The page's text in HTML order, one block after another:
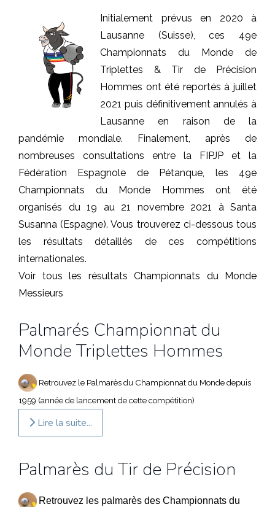
Initialement prévus en 2020 à
Lausanne (Suisse), ces 49e
Championnats du Monde de
Triplettes & Tir de Précision
Hommes ont été reportés à juillet
2021 puis définitivement annulés à
Lausanne en raison de la
pandémie mondiale. Finalement, après de
nombreuses consultations entre la FIPJP et la
Fédération Espagnole de Pétanque, les 49e
Championnats du Monde Hommes ont été
organisés du 19 au 21 novembre 2021 à Santa
Susanna (Espagne). Vous trouverez ci-dessous tous
les résultats détaillés de ces compétitions
internationales.
Voir tous les résultats Championnats du Monde
Messieurs
Palmarés Championnat du
Monde Triplettes Hommes
Retrouvez le Palmarès du Championnat du Monde depuis
1959 (année de lancement de cette compétition)
Lire la suite...
Palmarès du Tir de Précision
Retrouvez les palmarès des Championnats du